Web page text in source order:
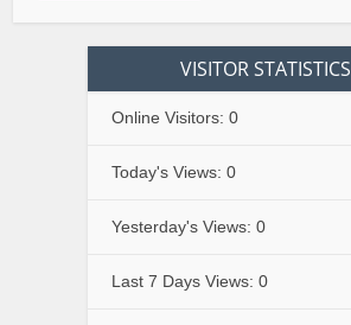
VISITOR STATISTICS
Online Visitors: 0
Today's Views: 0
Yesterday's Views: 0
Last 7 Days Views: 0